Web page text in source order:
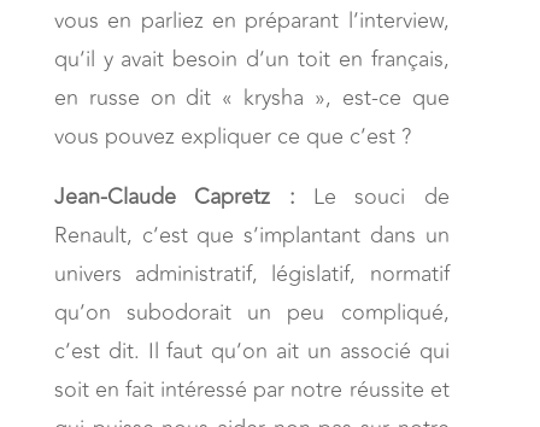
vous en parliez en préparant l’interview,
qu’il y avait besoin d’un toit en français,
en russe on dit « krysha », est-ce que
vous pouvez expliquer ce que c’est ?
Jean-Claude Capretz : Le souci de
Renault, c’est que s’implantant dans un
univers administratif, législatif, normatif
qu’on subodorait un peu compliqué,
c’est dit. Il faut qu’on ait un associé qui
soit en fait intéressé par notre réussite et